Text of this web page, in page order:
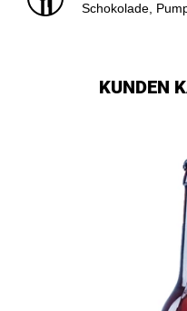
Schokolade,
KUNDEN